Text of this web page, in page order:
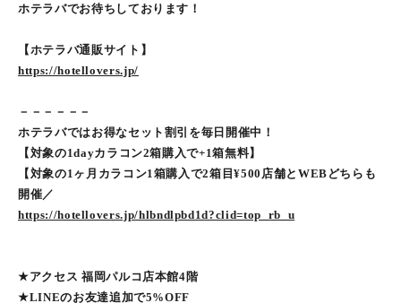
ホテラバでお待ちしております！
【ホテラバ通販サイト】
https://hotellovers.jp/
－－－－－－
ホテラバではお得なセット割引を毎日開催中！
【対象の1dayカラコン2箱購入で+1箱無料】
【対象の1ヶ月カラコン1箱購入で2箱目¥500店舗とWEBどちらも
開催／
https://hotellovers.jp/hlbndlpbd1d?clid=top_rb_u
★アクセス 福岡パルコ店本館4階
★LINEのお友達追加で5%OFF